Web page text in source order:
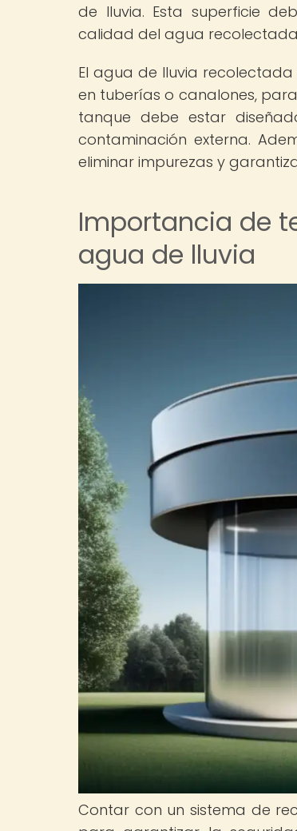
de lluvia. Esta superficie
calidad del agua
El agua de lluvia
en tuberías o canalones,
tanque debe estar
contaminación externa.
eliminar impurezas y
Importancia de
agua de lluvia
Contar con un sistema de